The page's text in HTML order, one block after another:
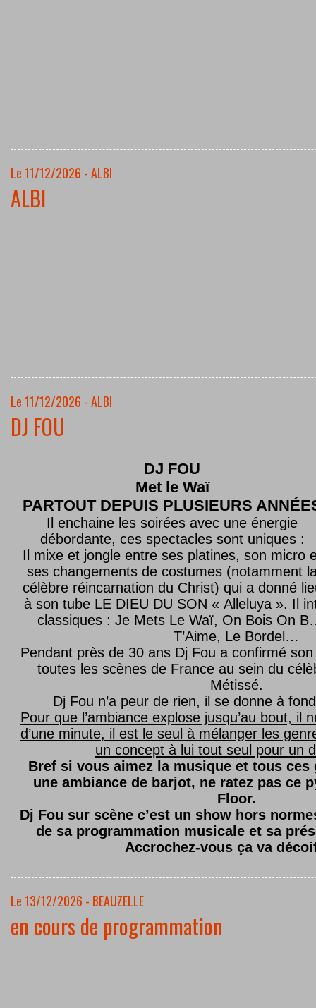
Le 11/12/2026 - ALBI
ALBI
Le 11/12/2026 - ALBI
DJ FOU
DJ FOU
Met le Waï
PARTOUT DEPUIS PLUSIEURS
Il enchaine les soirées avec une énergie
débordante, ces spectacles sont uniques :
Il mixe et jongle entre ses platines, son micro
ses changements de costumes (notamment
célèbre réincarnation du Christ) qui a donné
à son tube LE DIEU DU SON « Alleluya ». Il
classiques : Je Mets Le Waï, On Bois On
T’Aime, Le Bordel…
Pendant près de 30 ans Dj Fou a confirmé son
toutes les scènes de France au sein du
Métissé.
Dj Fou n’a peur de rien, il se donne à
Pour que l’ambiance explose jusqu’au bout, il
d’une minute, il est le seul à mélanger les
un concept à lui tout seul pour un
Bref si vous aimez la musique et tous ces
une ambiance de barjot, ne ratez pas ce
Floor.
Dj Fou sur scène c’est un show hors
de sa programmation musicale et sa
Accrochez-vous ça va
Le 13/12/2026 - BEAUZELLE
en cours de programmation